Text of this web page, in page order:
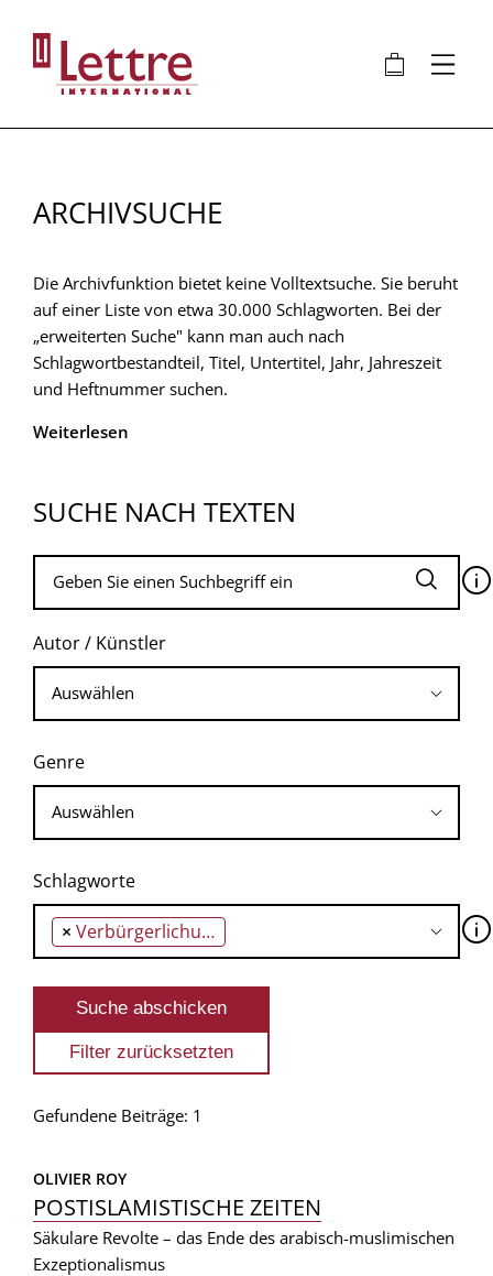
Inhalt
🛍 ⋮
ARCHIVSUCHE
Die Archivfunktion bietet keine Volltextsuche. Sie beruht
auf einer Liste von etwa 30.000 Schlagworten. Bei der
„erweiterten Suche" kann man auch nach
Schlagwortbestandteil, Titel, Untertitel, Jahr, Jahreszeit
und Heftnummer suchen.
Weiterlesen
SUCHE NACH TEXTEN
🛈
Autor / Künstler
Genre
Schlagworte
× Verbürgerlichung der Islamisten 🛈
Gefundene Beiträge: 1
OLIVIER ROY
POSTISLAMISTISCHE ZEITEN
Säkulare Revolte – das Ende des arabisch-muslimischen
Exzeptionalismus